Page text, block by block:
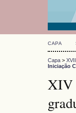
CAPA
Capa >
Iniciação
XIV